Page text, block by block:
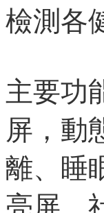
檢測各
主要功
屏，動
離、睡
亮屏、